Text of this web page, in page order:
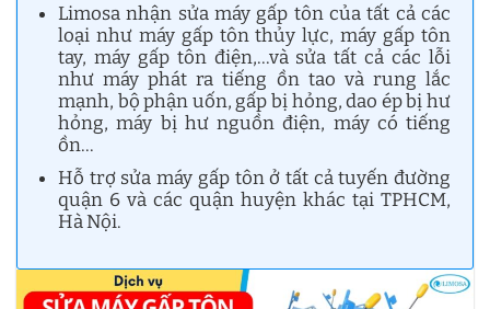
Limosa nhận sửa máy gấp tôn của tất cả các
loại như máy gấp tôn thủy lực, máy gấp tôn
tay, máy gấp tôn điện,…và sửa tất cả các lỗi
như máy phát ra tiếng ồn tao và rung lắc
mạnh, bộ phận uốn, gấp bị hỏng, dao ép bị hư
hỏng, máy bị hư nguồn điện, máy có tiếng
ồn…
Hỗ trợ sửa máy gấp tôn ở tất cả tuyến đường
quận 6 và các quận huyện khác tại TPHCM,
Hà Nội.